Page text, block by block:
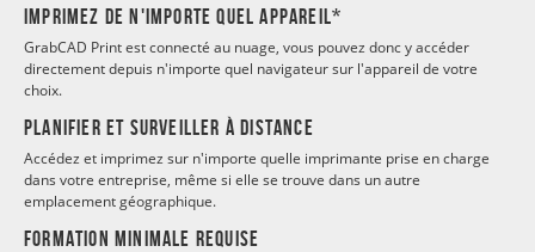
Imprimez de n'importe quel appareil*
GrabCAD Print est connecté au nuage, vous pouvez donc y accéder
directement depuis n'importe quel navigateur sur l'appareil de votre
choix.
Planifier et surveiller à distance
Accédez et imprimez sur n'importe quelle imprimante prise en charge
dans votre entreprise, même si elle se trouve dans un autre
emplacement géographique.
Formation minimale requise